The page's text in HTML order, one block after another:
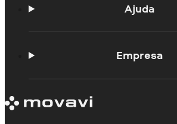
Produtos para Mac Ajuda
Portal de aprendizagem
Limitações da versão de teste
Empresa
Testemunhos